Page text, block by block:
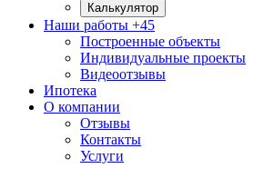
Калькулятор
Наши работы +45
Построенные объекты
Индивидуальные проекты
Видеоотзывы
Ипотека
О компании
Отзывы
Контакты
Услуги